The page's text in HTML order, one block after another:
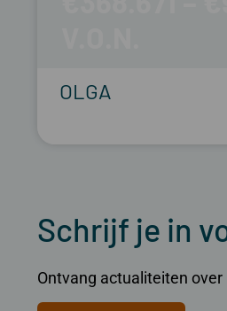
OLGA
Schrijf je in
Ontvang actualiteiten